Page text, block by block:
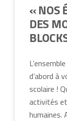
« NOS
DES
d’abord à
scolaire !
activités
humaines.